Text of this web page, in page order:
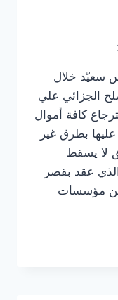
سعيّد خلال
الجزائي علي
كافة أموال
بطرق غير
لا يسقط
عقد بقصر
مؤسسات